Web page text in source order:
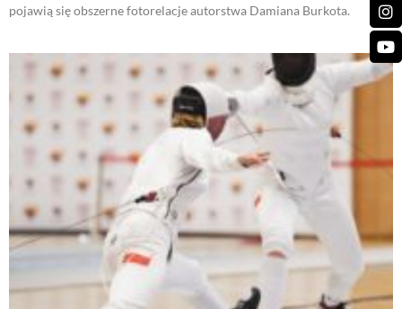
pojawią się obszerne fotorelacje autorstwa Damiana Burkota.